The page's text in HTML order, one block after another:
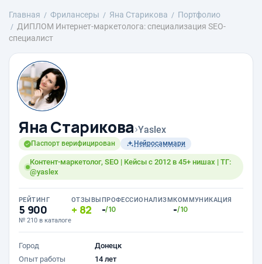
Главная Фрилансеры Яна Старикова
Портфолио
ДИПЛОМ Интернет-маркетолога: специализация SEO-
специалист
Яна Старикова›Yaslex
Паспорт верифицирован Нейросаммари
Контент-маркетолог, SEO | Кейсы с 2012 в 45+ нишах | ТГ:
@yaslex
РЕЙТИНГ
5 900
№ 210 в каталоге
ОТЗЫВЫ
82
ПРОФЕССИОНАЛИЗМ
-/10
КОММУНИКАЦИЯ
-/10
Город
Донецк
Опыт работы
14 лет